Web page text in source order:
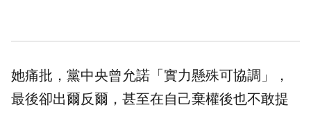
她痛批，黨中央曾允諾「實力懸殊可協調」，
最後卻出爾反爾，甚至在自己棄權後也不敢提